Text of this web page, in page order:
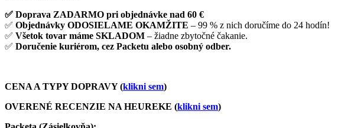
✅ Doprava ZADARMO pri objednávke nad 60 €
✅ Objednávky ODOSIELAME OKAMŽITE – 99 % z nich doručíme do 24 hodín!
✅ Všetok tovar máme SKLADOM – žiadne zbytočné čakanie.
✅ Doručenie kuriérom, cez Packetu alebo osobný odber.
CENA A TYPY DOPRAVY (klikni sem)
OVERENÉ RECENZIE NA HEUREKE (klikni sem)